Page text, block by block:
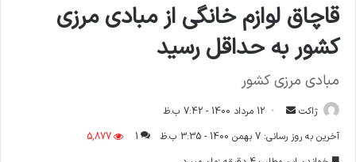
قاچاق لوازم خانگی از مبادی مرزی
کشور به حداقل رسید
مبادی مرزی کشور
ژاکت
ارسال
ایمیل
12 مرداد 1400 - 7:42 ب.ظ
آخرین به روز رسانی: 7 بهمن 1400 - 3:35 ب.ظ
1
5,877